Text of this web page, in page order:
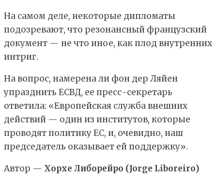
На самом деле, некоторые дипломаты
подозревают, что резонансный французский
документ — не что иное, как плод внутренних
интриг.
На вопрос, намерена ли фон дер Ляйен
упразднить ЕСВД, ее пресс-секретарь
ответила: «Европейская служба внешних
действий — один из институтов, которые
проводят политику ЕС, и, очевидно, наш
председатель оказывает ей поддержку».
Автор — Хорхе Либорейро (Jorge Liboreiro)